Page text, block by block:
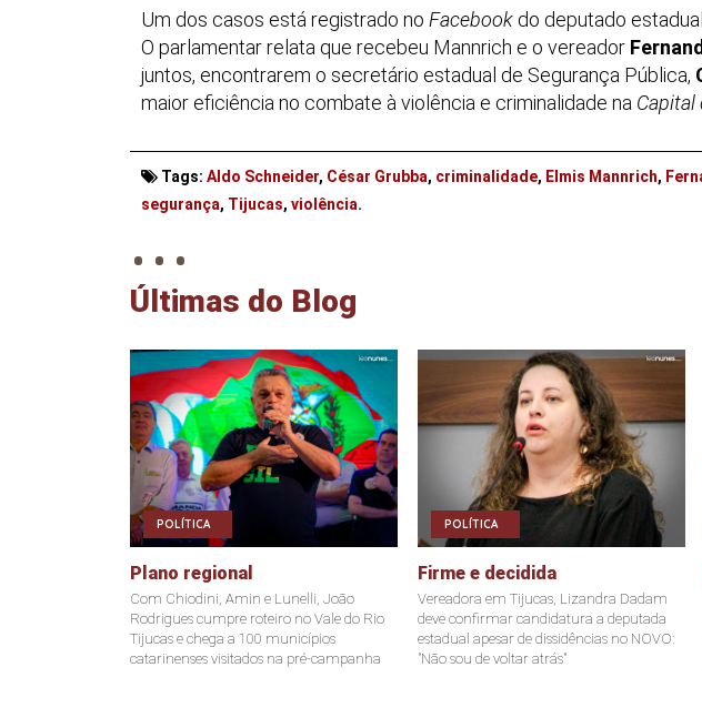
Um dos casos está registrado no Facebook do deputado estadual
O parlamentar relata que recebeu Mannrich e o vereador
juntos, encontrarem o secretário estadual de Segurança Pública,
maior eficiência no combate à violência e criminalidade na Capital
Tags: Aldo Schneider, César Grubba, criminalidade, Elmis Mannrich,
segurança, Tijucas, violência.
. . .
Últimas do Blog
POLÍTICA
Plano regional
Com Chiodini, Amin e Lunelli, João
Rodrigues cumpre roteiro no Vale do Rio
Tijucas e chega a 100 municípios
catarinenses visitados na pré-campanha
POLÍTICA
Firme e decidida
Vereadora em Tijucas, Lizandra Dadam
deve confirmar candidatura a deputada
estadual apesar de dissidências no NOVO:
"Não sou de voltar atrás"